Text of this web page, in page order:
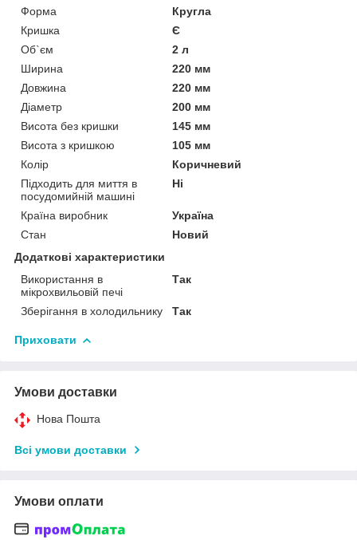
Форма
Кругла
Кришка
Є
Об`єм
2 л
Ширина
220 мм
Довжина
220 мм
Діаметр
200 мм
Висота без кришки
145 мм
Висота з кришкою
105 мм
Колір
Коричневий
Підходить для миття в
посудомийній машині
Ні
Країна виробник
Україна
Стан
Новий
Додаткові характеристики
Використання в
мікрохвильовій печі
Так
Зберігання в холодильнику Так
Приховати
Умови доставки
Нова Пошта
Всі умови доставки
Умови оплати